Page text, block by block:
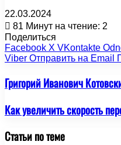
22.03.2024
81 Минут на чтение: 2
Поделиться
Facebook X VKontakte
Viber Отправить на Email
Григорий Иванович
Как увеличить скорость
Статьи по теме